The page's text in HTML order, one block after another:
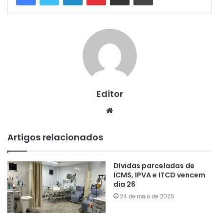
Editor
Website
Artigos relacionados
Dívidas parceladas de
ICMS, IPVA e ITCD vencem
dia 26
24 de maio de 2025